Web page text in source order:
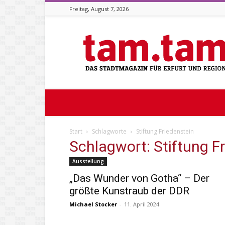
Freitag, August 7, 2026
Stadtmagazin
tam.tam
Start Schlagworte Stiftung Friedenstein
Schlagwort: Stiftung
Ausstellung
„Das Wunder von Gotha“ – Der
größte Kunstraub der DDR
Michael Stocker - 11. April 2024